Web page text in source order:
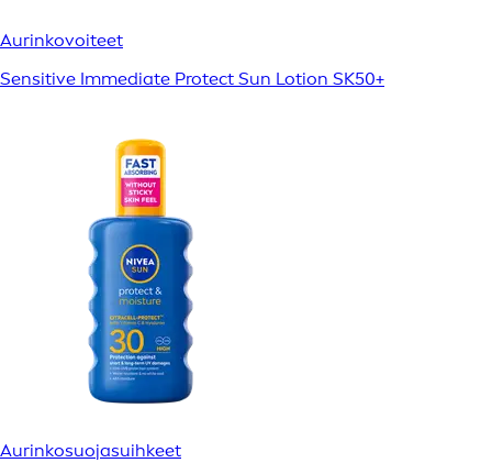
Aurinkovoiteet
Sensitive Immediate Protect Sun Lotion SK50+
Aurinkosuojasuihkeet